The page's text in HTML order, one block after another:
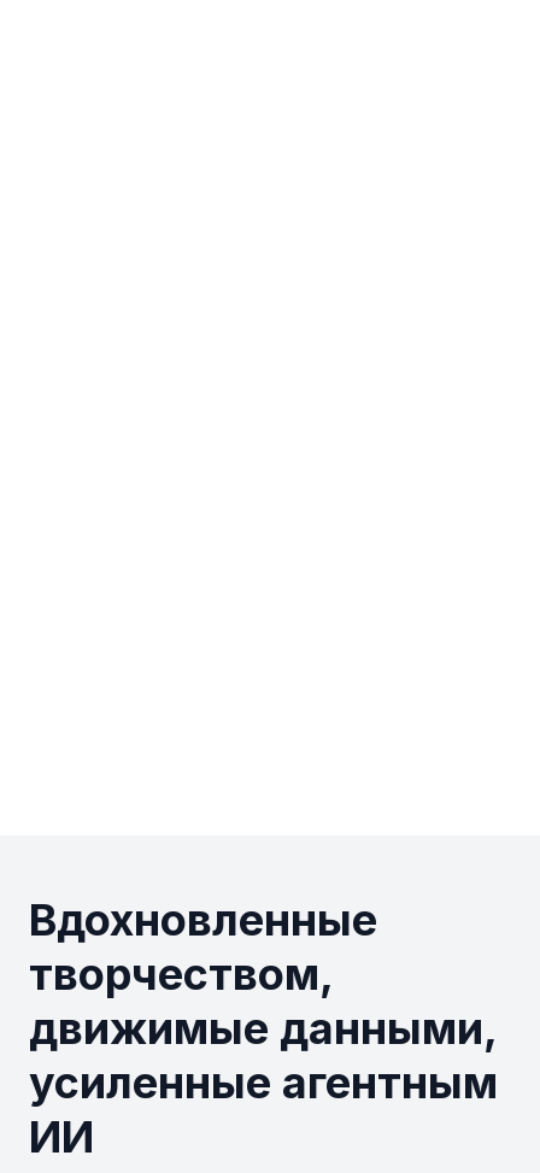
Вдохновленные
творчеством,
движимые данными,
усиленные агентным
ИИ